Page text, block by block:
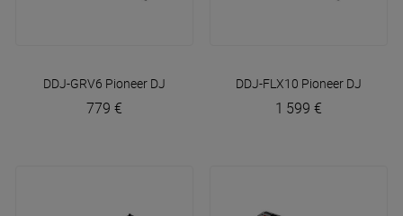
DDJ-GRV6 Pioneer DJ
779 €
DDJ-FLX10 Pioneer DJ
1 599 €